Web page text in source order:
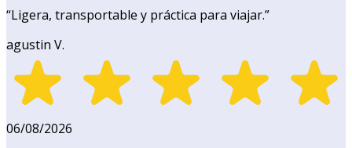
“Ligera, transportable y práctica para viajar.”
agustin V.
06/08/2026